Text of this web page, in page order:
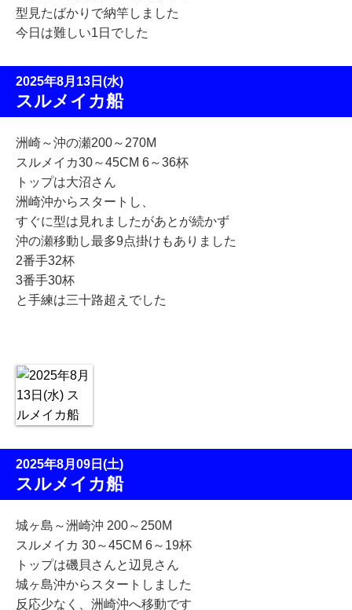
型見たばかりで納竿しました
今日は難しい1日でした
2025年8月13日(水)
スルメイカ船
洲崎～沖の瀬200～270M
スルメイカ30～45CM 6～36杯
トップは大沼さん
洲崎沖からスタートし、
すぐに型は見れましたがあとが続かず
沖の瀬移動し最多9点掛けもありました
2番手32杯
3番手30杯
と手練は三十路超えでした
2025年8月09日(土)
スルメイカ船
城ヶ島～洲崎沖 200～250M
スルメイカ 30～45CM 6～19杯
トップは磯貝さんと辺見さん
城ヶ島沖からスタートしました
反応少なく、洲崎沖へ移動です